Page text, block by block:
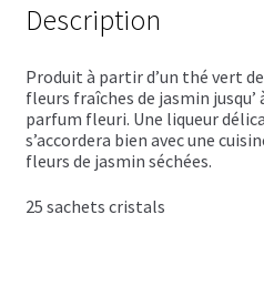
Boissons alcoolisées
Bières régionales
Coffrets boissons
Description
Produit à partir d’un thé vert
fleurs fraîches de jasmin jusqu’
parfum fleuri. Une liqueur
s’accordera bien avec une
fleurs de jasmin séchées.
25 sachets cristals